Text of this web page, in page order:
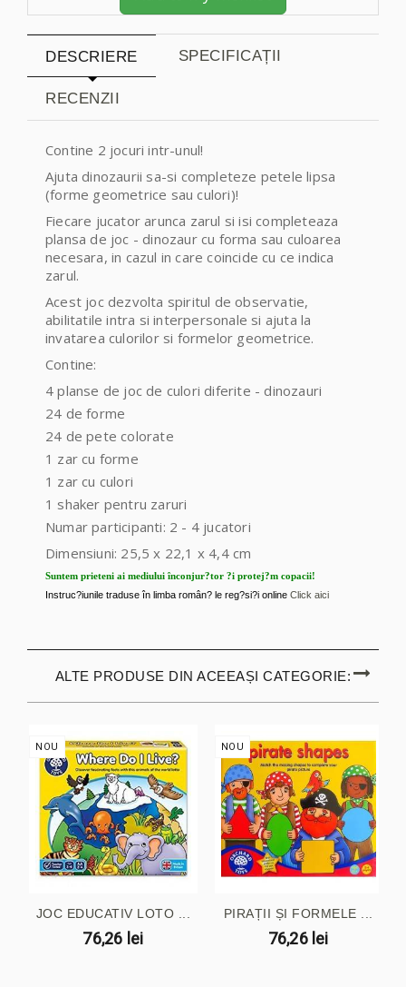
DESCRIERE SPECIFICAȚII
RECENZII
Contine 2 jocuri intr-unul!
Ajuta dinozaurii sa-si completeze petele lipsa
(forme geometrice sau culori)!
Fiecare jucator arunca zarul si isi completeaza
plansa de joc - dinozaur cu forma sau culoarea
necesara, in cazul in care coincide cu ce indica
zarul.
Acest joc dezvolta spiritul de observatie,
abilitatile intra si interpersonale si ajuta la
invatarea culorilor si formelor geometrice.
Contine:
4 planse de joc de culori diferite - dinozauri
24 de forme
24 de pete colorate
1 zar cu forme
1 zar cu culori
1 shaker pentru zaruri
Numar participanti: 2 - 4 jucatori
Dimensiuni: 25,5 x 22,1 x 4,4 cm
Suntem prieteni ai mediului înconjur?tor ?i protej?m copacii!
Instruc?iunile traduse în limba român? le reg?si?i online Click aici
ALTE PRODUSE DIN ACEEAȘI CATEGORIE:
NOU
JOC EDUCATIV LOTO ...
76,26 lei
NOU
PIRAȚII ȘI FORMELE ...
76,26 lei